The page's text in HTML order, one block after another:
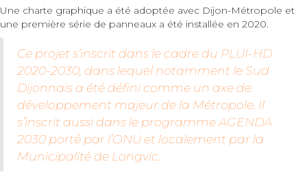
Une charte graphique a été adoptée avec Dijon-Métropole et
une première série de panneaux a été installée en 2020.
Ce projet s’inscrit dans le cadre du PLUI-HD
2020-2030, dans lequel notamment le Sud
Dijonnais a été défini comme un axe de
développement majeur de la Métropole. Il
s’inscrit aussi dans le programme AGENDA
2030 porté par l’ONU et localement par la
Municipalité de Longvic.